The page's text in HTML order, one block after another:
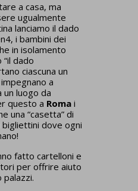
a casa, ma
ugualmente
lanciamo il dado
i bambini dei
in isolamento
dado
ciascuna un
a
un luogo da
questo a Roma i
una “casetta” di
dove ogni
fatto cartelloni e
per offrire aiuto
palazzi.